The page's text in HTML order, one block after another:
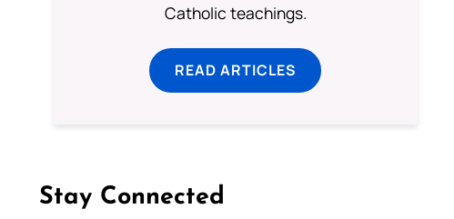
Catholic teachings.
READ ARTICLES
Stay Connected